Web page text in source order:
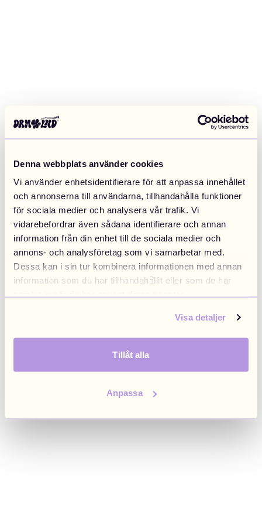
Denna webbplats använder cookies
Vi använder enhetsidentifierare för att anpassa innehållet
och annonserna till användarna, tillhandahålla funktioner
för sociala medier och analysera vår trafik. Vi
vidarebefordrar även sådana identifierare och annan
information från din enhet till de sociala medier och
annons- och analysföretag som vi samarbetar med.
Dessa kan i sin tur kombinera informationen med annan
information som du har tillhandahållit eller som de har
samlat in när du har använt deras tjänster.
Visa detaljer
Tillåt alla
Anpassa
Application error: a client-side exception has occurred (see the
browser console for more information).